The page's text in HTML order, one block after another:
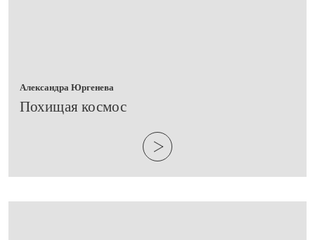
Александра Юргенева
​Похищая космос